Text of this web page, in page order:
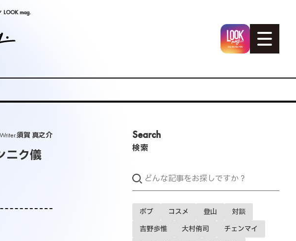
mag.
ニク儀
Writer.須賀 真之介 Search
検索
ボブ コスメ 登山 対談
吉野歩惟 大村侑司 チェンマイ